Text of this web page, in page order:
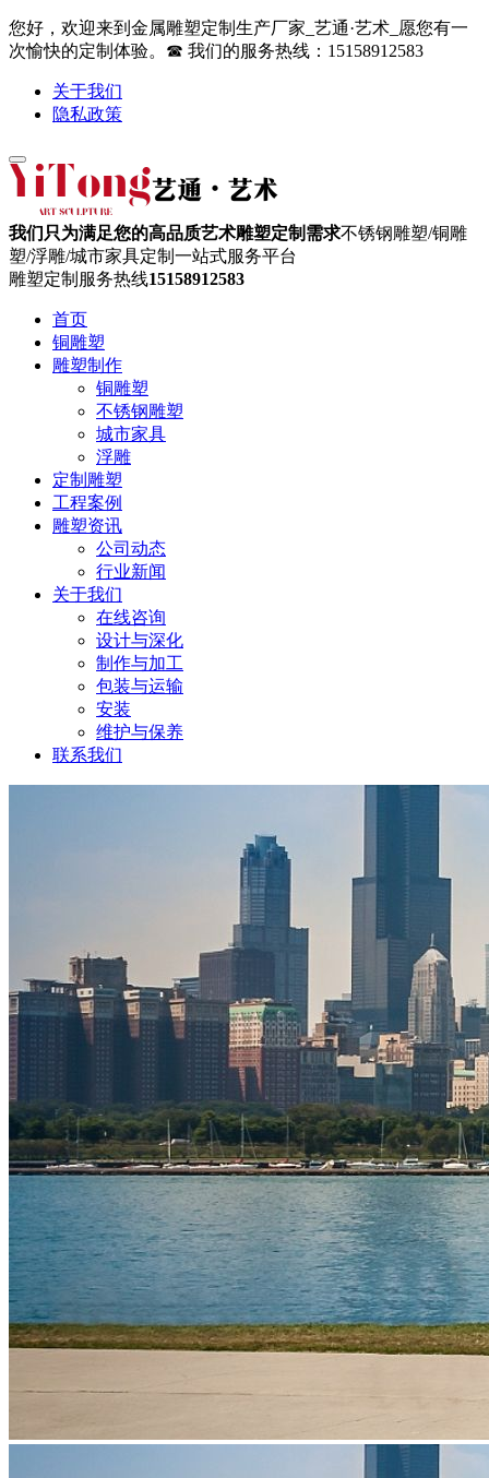
您好，欢迎来到金属雕塑定制生产厂家_艺通·艺术_愿您有一
次愉快的定制体验。☎ 我们的服务热线：15158912583
关于我们
隐私政策
我们只为满足您的高品质艺术雕塑定制需求不锈钢雕塑/铜雕
塑/浮雕/城市家具定制一站式服务平台
雕塑定制服务热线15158912583
首页
铜雕塑
雕塑制作
铜雕塑
不锈钢雕塑
城市家具
浮雕
定制雕塑
工程案例
雕塑资讯
公司动态
行业新闻
关于我们
在线咨询
设计与深化
制作与加工
包装与运输
安装
维护与保养
联系我们